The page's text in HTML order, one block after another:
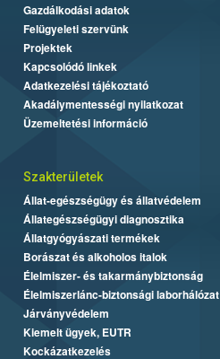
Gazdálkodási adatok
Felügyeleti szervünk
Projektek
Kapcsolódó linkek
Adatkezelési tájékoztató
Akadálymentességi nyilatkozat
Üzemeltetési információ
Szakterületek
Állat-egészségügy és állatvédelem
Állategészségügyi diagnosztika
Állatgyógyászati termékek
Borászat és alkoholos italok
Élelmiszer- és takarmánybiztonság
Élelmiszerlánc-biztonsági laborhálózat
Járványvédelem
Kiemelt ügyek, EUTR
Kockázatkezelés